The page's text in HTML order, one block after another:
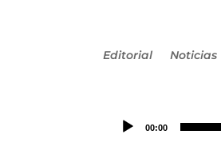
Editorial Noticias
00:00